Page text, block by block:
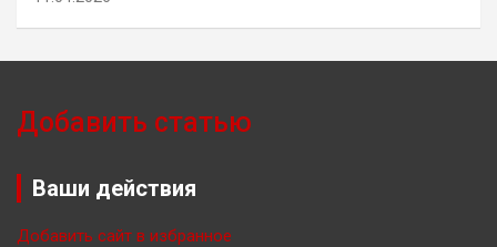
Добавить статью
Ваши действия
Добавить сайт в избранное